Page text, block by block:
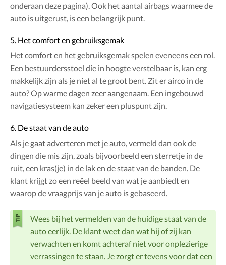
onderaan deze pagina). Ook het aantal airbags waarmee de
auto is uitgerust, is een belangrijk punt.
5. Het comfort en gebruiksgemak
Het comfort en het gebruiksgemak spelen eveneens een rol.
Een bestuurdersstoel die in hoogte verstelbaar is, kan erg
makkelijk zijn als je niet al te groot bent. Zit er airco in de
auto? Op warme dagen zeer aangenaam. Een ingebouwd
navigatiesysteem kan zeker een pluspunt zijn.
6. De staat van de auto
Als je gaat adverteren met je auto, vermeld dan ook de
dingen die mis zijn, zoals bijvoorbeeld een sterretje in de
ruit, een kras(je) in de lak en de staat van de banden. De
klant krijgt zo een reëel beeld van wat je aanbiedt en
waarop de vraagprijs van je auto is gebaseerd.
Wees bij het vermelden van de huidige staat van de
auto eerlijk. De klant weet dan wat hij of zij kan
verwachten en komt achteraf niet voor onplezierige
verrassingen te staan. Je zorgt er tevens voor dat een